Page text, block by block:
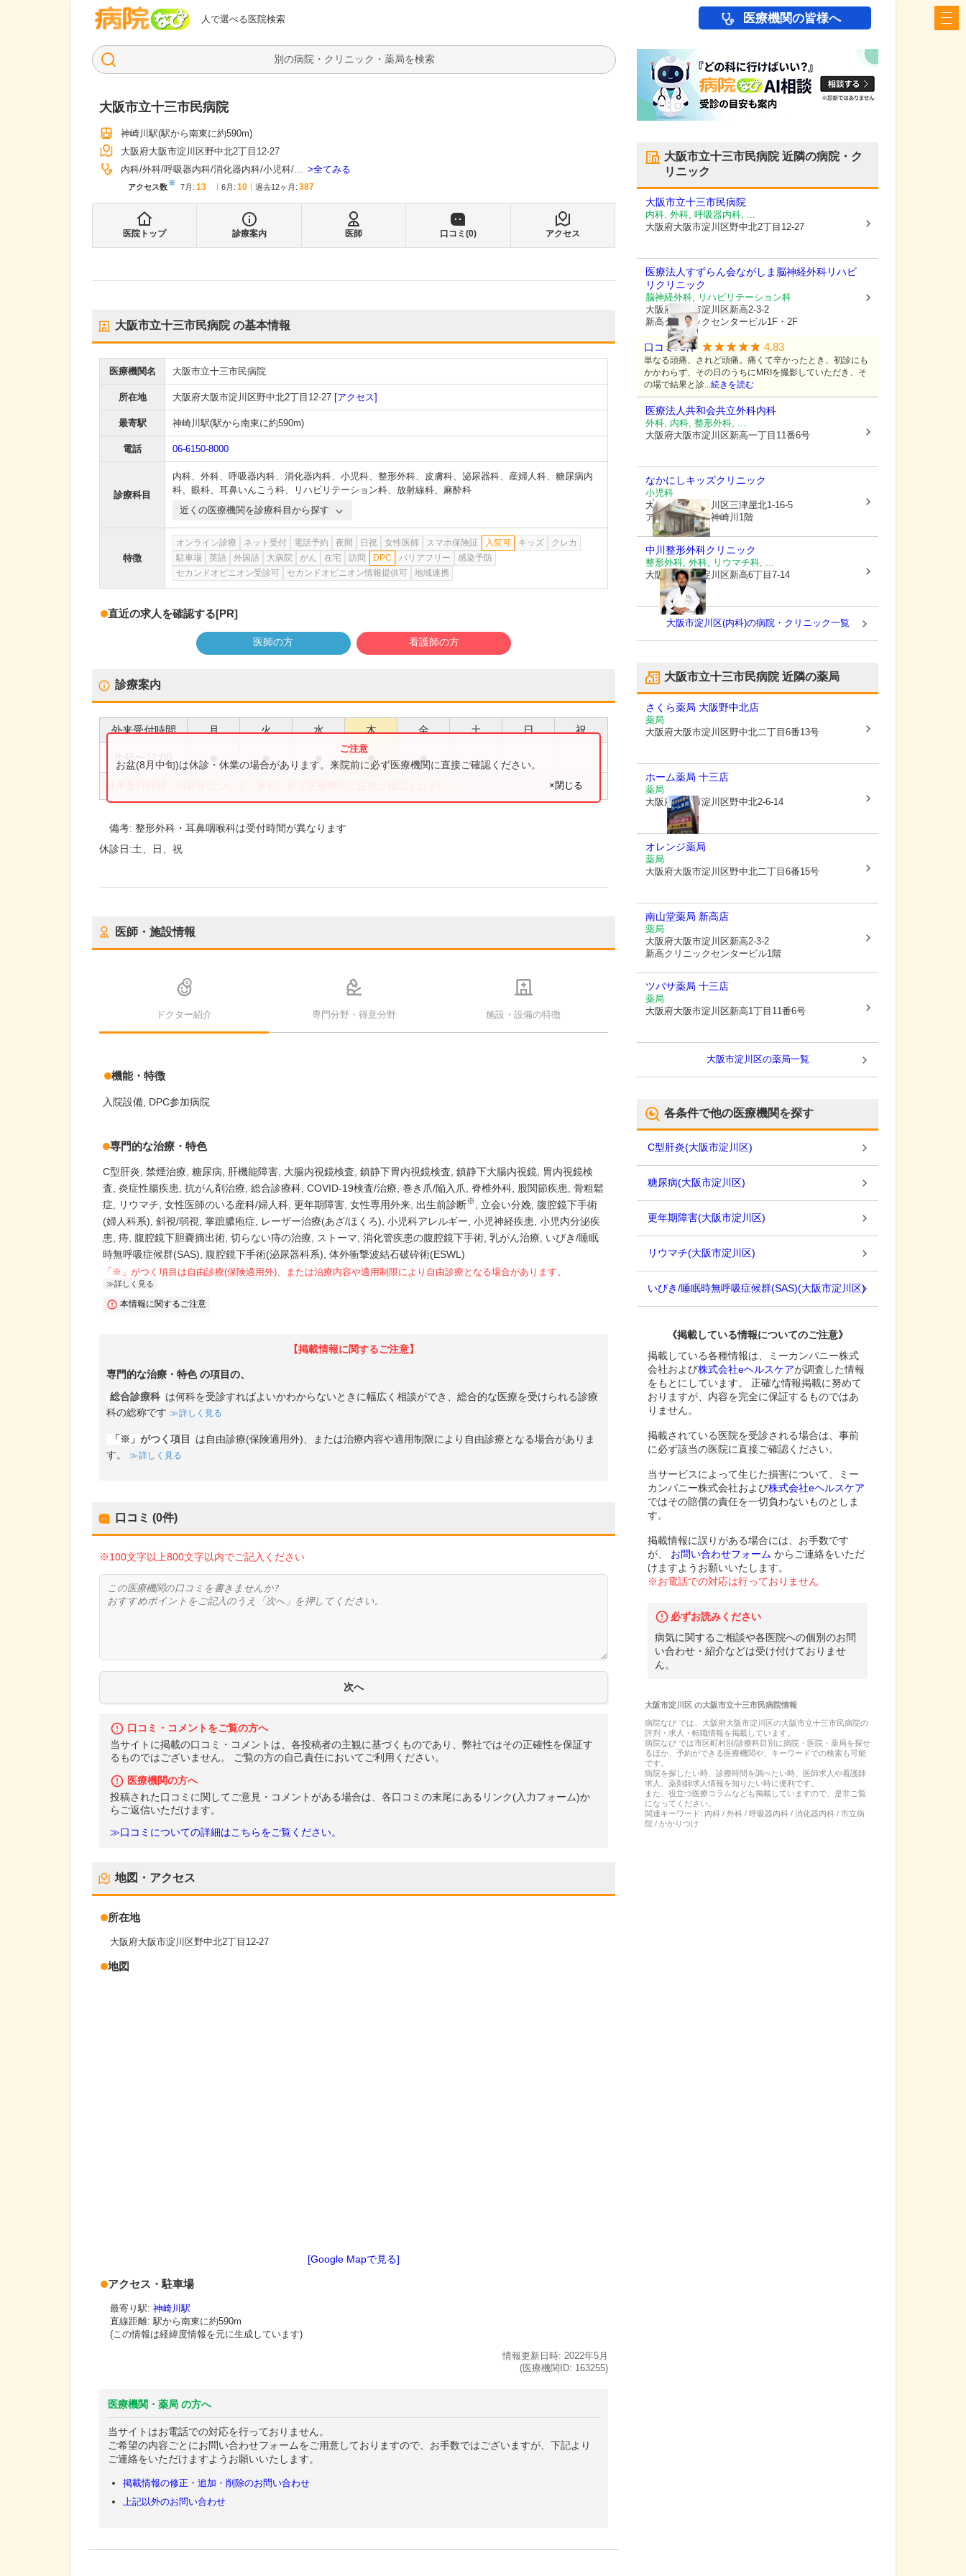
人で選べる医院検索
病院なび 医療機関の皆様へ
検索
大阪市立十三市民病院
神崎川駅(駅から南東に約590m)
大阪府大阪市淀川区野中北2丁目12-27
内科 外科 呼吸器内科 消化器内科 小児科 ... 全てみる
アクセス数※ 7月 : 13 6月 : 10 過去12ヶ月: 387
医院トップ 診療案内 医師 口コミ(0) アクセス
大阪市立十三市民病院の基本情報
医療機関名 大阪市立十三市民病院
所在地 大阪府大阪市淀川区野中北2丁目12-27 [アクセス]
最寄駅 神崎川駅(駅から南東に約590m)
電話 06-6150-8000
診療科目
内科、 外科、 呼吸器内科、 消化器内科、 小児科、 整形外科、 皮膚科、 泌尿器科、 産婦人科、 糖尿病内
科、 眼科、 耳鼻いんこう科、 リハビリテーション科、 放射線科、 麻酔科
近くの医療機関を診療科目から探す
特徴
オンライン診療 ネット受付 電話予約 夜間 日祝 女性医師 スマホ保険証 入院可 キッズ
クレカ
駐車場
英語 外国語 大病院 がん 在宅 訪問 DPC バリアフリー
感染予防
セカンドオピニオン受診可
セカンドオピニオン情報提供可 地域連携
直近の求人を確認する[PR]
医師の方 看護師の方
診療案内
外来受付時間 月 火 水 木 金 土 日 祝
8:45 11:00 ● ● ● ●
外来受付時間・内容等について、事前に必ず医療機関に直接ご確認ください。
お盆(8月中旬)は休診・休業の場合があります。来院前に必ず医療機関に直接ご確認ください。
×閉じる
備考:整形外科・耳鼻咽喉科は受付時間が異なります
休診日:土、日、祝
医師・施設情報
ドクター紹介 専門分野・得意分野 施設・設備の特徴
機能・特徴
入院設備 DPC参加病院
専門的な治療・特色
C型肝炎 禁煙治療 糖尿病 肝機能障害 大腸内視鏡検査 鎮静下胃内視鏡検査 鎮静下大腸内視鏡
胃内視鏡検
査 炎症性腸疾患 抗がん剤治療 総合診療科 COVID-19検査/治療 巻き爪/陥入爪 脊椎外科 股関節疾患 骨粗鬆
症
リウマチ 女性医師のいる産科/婦人科 更年期障害 女性専用外来 出生前診断※ 立会い分娩 腹腔鏡下手術
(婦人科系) 斜視/弱視 掌蹠膿疱症 レーザー治療(あざ/ほくろ) 小児科アレルギー 小児神経疾患 小児内分泌疾
患 痔 腹腔鏡下胆嚢摘出術 切らない痔の治療 ストーマ 消化管疾患の腹腔鏡下手術 乳がん治療
いびき/睡眠
時無呼吸症候群(SAS)
腹腔鏡下手術(泌尿器科系) 体外衝撃波結石破砕術(ESWL)
「※」がつく項目は自由診療(保険適用外)、または治療内容や適用制限により自由診療となる場合があります。
詳しく見る
本情報に関するご注意
【掲載情報に関するご注意】
専門的な治療・特色の項目の、
総合診療科 は何科を受診すればよいかわからないときに幅広く相談ができ、総合的な医療を受けられる診療
科の総称です
詳しく見る
「※」がつく項目
は自由診療(保険適用外)、または治療内容や適用制限により自由診療となる場合がありま
す。
詳しく見る
口コミ (0件)
※100文字以上800文字以内でご記入ください
口コミ・コメントをご覧の方へ
当サイトに掲載の口コミ・コメントは、各投稿者の主観に基づくものであり、弊社ではその正確性を保証す
るものではございません。 ご覧の方の自己責任においてご利用ください。
医療機関の方へ
投稿された口コミに関してご意見・コメントがある場合は、各口コミの末尾にあるリンク(入力フォーム)か
らご返信いただけます。
≫口コミについての詳細はこちらをご覧ください。
地図・アクセス
所在地
大阪府大阪市淀川区野中北2丁目12-27
地図
[Google Mapで見る]
アクセス・駐車場
最寄り駅: 神崎川駅
直線距離: 駅から南東に約590m
(この情報は経緯度情報を元に生成しています)
情報更新日時: 2022年5月
(医療機関ID: 163255)
医療機関・薬局 の方へ
当サイトはお電話での対応を行っておりません。
ご希望の内容ごとにお問い合わせフォームをご用意しておりますので、お手数ではございますが、下記より
ご連絡をいただけますようお願いいたします。
掲載情報の修正・追加・削除のお問い合わせ
上記以外のお問い合わせ
大阪市立十三市民病院近隣の病院・ク
リニック
大阪市立十三市民病院
内科, 外科, 呼吸器内科, ...
大阪府大阪市淀川区野中北2丁目12-27
医療法人すずらん会ながしま脳神経外科リハビ
リクリニック
脳神経外科, リハビリテーション科
大阪府大阪市淀川区新高2-3-2
新高クリニックセンタービル1F・2F
口コミ:6件 4.83
単なる頭痛、されど頭痛。痛くて辛かったとき、初診にも
かかわらず、その日のうちにMRIを撮影していただき、そ
の場で結果と診...続きを読む
医療法人共和会共立外科内科
外科, 内科, 整形外科, ...
大阪府大阪市淀川区新高一丁目11番6号
なかにしキッズクリニック
小児科
大阪府大阪市淀川区三津屋北1-16-5
アドモアコート神崎川1階
中川整形外科クリニック
整形外科, 外科, リウマチ科, ...
大阪府大阪市淀川区新高6丁目7-14
大阪市淀川区(内科)の病院・クリニック一覧
大阪市立十三市民病院近隣の薬局
さくら薬局 大阪野中北店
薬局
大阪府大阪市淀川区野中北二丁目6番13号
ホーム薬局 十三店
薬局
大阪府大阪市淀川区野中北2-6-14
オレンジ薬局
薬局
大阪府大阪市淀川区野中北二丁目6番15号
南山堂薬局 新高店
薬局
大阪府大阪市淀川区新高2-3-2
新高クリニックセンタービル1階
ツバサ薬局 十三店
薬局
大阪府大阪市淀川区新高1丁目11番6号
大阪市淀川区の薬局一覧
各条件で他の医療機関を探す
C型肝炎(大阪市淀川区)
糖尿病(大阪市淀川区)
更年期障害(大阪市淀川区)
リウマチ(大阪市淀川区)
いびき/睡眠時無呼吸症候群(SAS)(大阪市淀川区)
《掲載している情報についてのご注意》
掲載している各種情報は、ミーカンパニー株式
会社および株式会社eヘルスケアが調査した情報
をもとにしています。 正確な情報掲載に努めて
おりますが、内容を完全に保証するものではあ
りません。
掲載されている医院を受診される場合は、事前
に必ず該当の医院に直接ご確認ください。
当サービスによって生じた損害について、ミー
カンパニー株式会社および株式会社eヘルスケア
ではその賠償の責任を一切負わないものとしま
す。
掲載情報に誤りがある場合には、お手数です
が、
お問い合わせフォーム からご連絡をいただ
けますようお願いいたします。
※お電話での対応は行っておりません
必ずお読みください
病気に関するご相談や各医院への個別のお問
い合わせ・紹介などは受け付けておりませ
ん。
大阪市淀川区の大阪市立十三市民病院情報
病院なび では、 大阪府大阪市淀川区の大阪市立十三市民病院の
評判・求人・転職情報を掲載しています。
病院なび では市区町村別/診療科目別に病院・医院・薬局を探せ
るほか、予約ができる医療機関や、キーワードでの検索も可能
です。
病院を探したい時、診療時間を調べたい時、医師求人や看護師
求人、薬剤師求人情報を知りたい時に便利です。
また、役立つ医療コラムなども掲載していますので、是非ご覧
になってください。
関連キーワード: 内科 / 外科 / 呼吸器内科 / 消化器内科 / 市立病
院 / かかりつけ